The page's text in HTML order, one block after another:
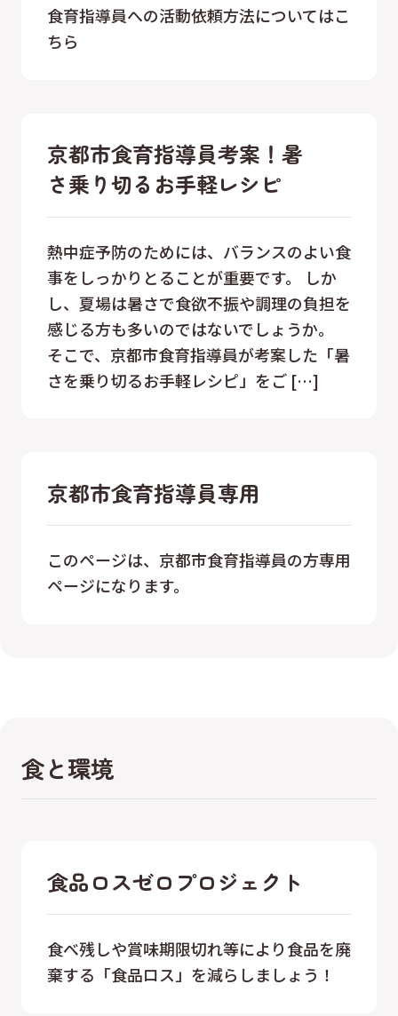
食育指導員への活動依頼方法についてはこ
ちら
京都市食育指導員考案！暑
さ乗り切るお手軽レシピ
熱中症予防のためには、バランスのよい食
事をしっかりとることが重要です。 しか
し、夏場は暑さで食欲不振や調理の負担を
感じる方も多いのではないでしょうか。
そこで、京都市食育指導員が考案した「暑
さを乗り切るお手軽レシピ」をご […]
京都市食育指導員専用
このページは、京都市食育指導員の方専用
ページになります。
食と環境
食品ロスゼロプロジェクト
食べ残しや賞味期限切れ等により食品を廃
棄する「食品ロス」を減らしましょう！